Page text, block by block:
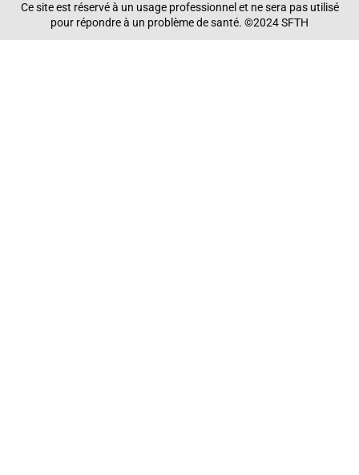
Ce site est réservé à un usage professionnel et ne sera pas utilisé
pour répondre à un problème de santé. ©2024 SFTH